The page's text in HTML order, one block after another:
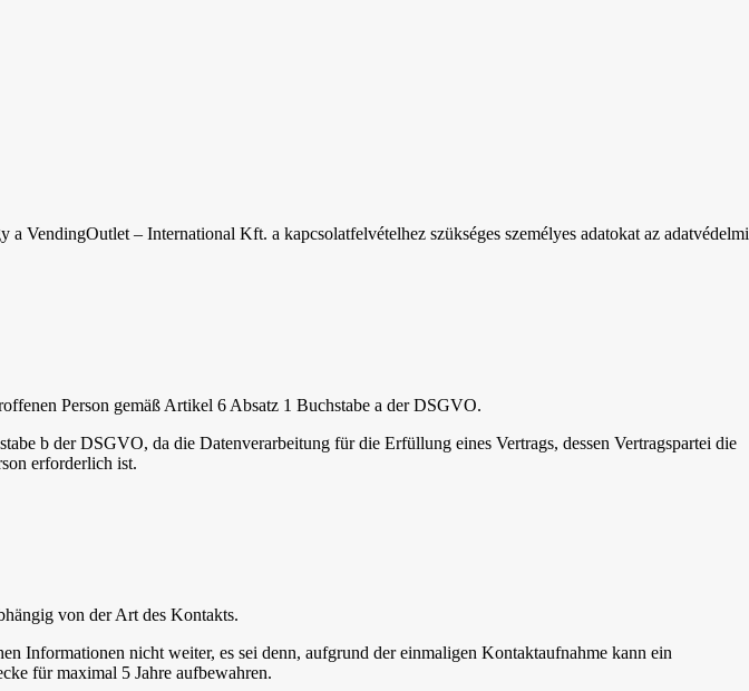
VendingOutlet – International Kft. a kapcsolatfelvételhez szükséges személyes adatokat az adatvédelmi
Person gemäß Artikel 6 Absatz 1 Buchstabe a der DSGVO.
b der DSGVO, da die Datenverarbeitung für die Erfüllung eines Vertrags, dessen Vertragspartei die
erforderlich ist.
von der Art des Kontakts.
Informationen nicht weiter, es sei denn, aufgrund der einmaligen Kontaktaufnahme kann ein
für maximal 5 Jahre aufbewahren.